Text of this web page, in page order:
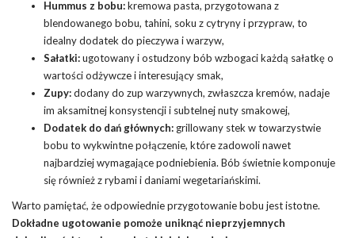
Hummus z bobu:kremowa pasta, przygotowana z
blendowanego bobu, tahini, soku z cytryny i przypraw, to
idealny dodatek do pieczywa i warzyw,
Sałatki:ugotowany i ostudzony bób wzbogaci każdą sałatkę o
wartości odżywcze i interesujący smak,
Zupy:dodany do zup warzywnych, zwłaszcza kremów, nadaje
im aksamitnej konsystencji i subtelnej nuty smakowej,
Dodatek do dań głównych: grillowany stek w towarzystwie
bobu to wykwintne połączenie, które zadowoli nawet
najbardziej wymagające podniebienia. Bób świetnie komponuje
się również z rybami i daniami wegetariańskimi.
Warto pamiętać, że odpowiednie przygotowanie bobu jest istotne.
Dokładne ugotowanie pomoże uniknąć nieprzyjemnych